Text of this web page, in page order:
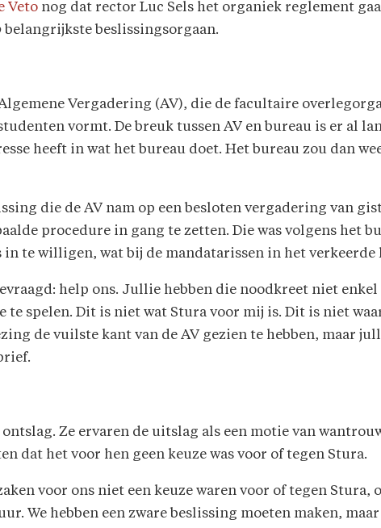
Veto nog dat rector Luc Sels het organiek reglement
belangrijkste beslissingsorgaan.
Vergadering (AV), die de facultaire
vormt. De breuk tussen AV en bureau is er al
heeft in wat het bureau doet. Het bureau zou dan
die de AV nam op een besloten vergadering van
procedure in gang te zetten. Die was volgens het
te willigen, wat bij de mandatarissen in het verkeerde
help ons. Jullie hebben die noodkreet niet enkel
te spelen. Dit is niet wat Stura voor mij is. Dit is niet
de vuilste kant van de AV gezien te hebben, maar
Ze ervaren de uitslag als een motie van
dat het voor hen geen keuze was voor of tegen Stura.
voor ons niet een keuze waren voor of tegen Stura,
We hebben een zware beslissing moeten maken, maar